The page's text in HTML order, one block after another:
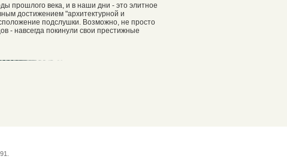
прошлого века, и в наши дни - это элитное
достижением "архитектурной и
подслушки. Возможно, не просто
- навсегда покинули свои престижные